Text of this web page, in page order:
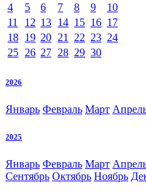
4
5 6 7 8 9
10
11
12 13 14 15 16 17
18 19 20 21 22 23 24
25 26 27 28 29 30
2026
Январь Февраль Март
2025
Январь Февраль Март
Сентябрь Октябрь Ноябрь